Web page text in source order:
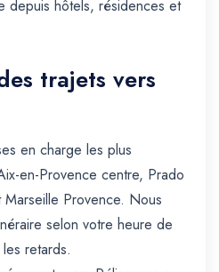
depuis hôtels, résidences et
trajets vers
en charge les plus
en-Provence centre, Prado
Provence. Nous
selon votre heure de
retards.